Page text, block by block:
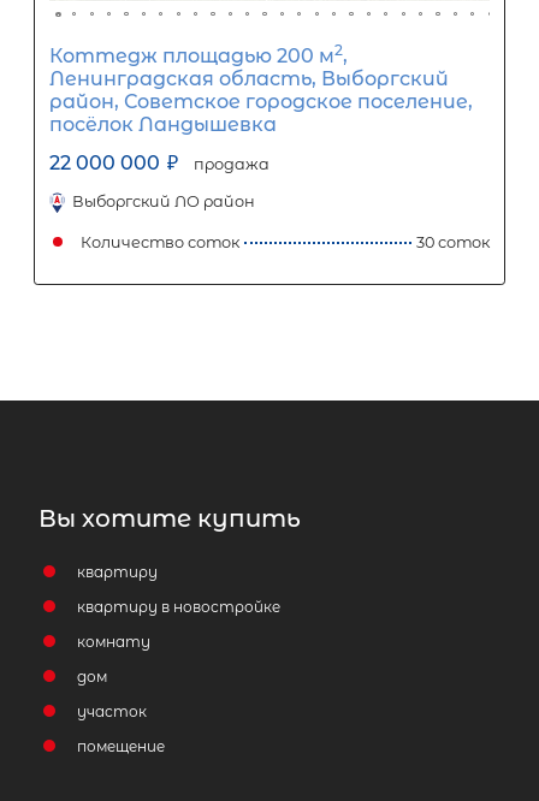
Юбилейное-ручьи снт, д 427
23 500 000
Девяткино
Количество соток
Вы хотите купить
квартиру
квартиру в новостройке
комнату
дом
участок
помещение